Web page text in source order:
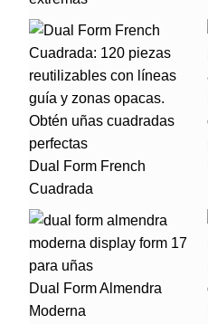
Dual Form French
Cuadrada
Dual Form Almendra
Moderna